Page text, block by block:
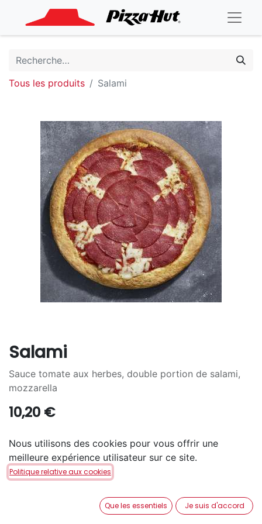
Tous les produits Salami
Salami
Sauce tomate aux herbes, double portion de salami,
mozzarella
10,20 €
TAILLE
S M + 7,30€ L + 15,10€
Nous utilisons des cookies pour vous offrir une
meilleure expérience utilisateur sur ce site.
Politique relative aux cookies
Que les essentiels Je suis d'accord